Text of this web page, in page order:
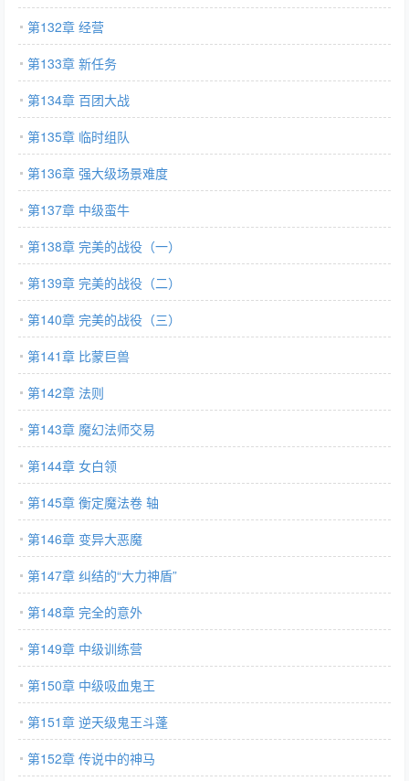
第132章 经营
第133章 新任务
第134章 百团大战
第135章 临时组队
第136章 强大级场景难度
第137章 中级蛮牛
第138章 完美的战役（一）
第139章 完美的战役（二）
第140章 完美的战役（三）
第141章 比蒙巨兽
第142章 法则
第143章 魔幻法师交易
第144章 女白领
第145章 衡定魔法卷 轴
第146章 变异大恶魔
第147章 纠结的“大力神盾”
第148章 完全的意外
第149章 中级训练营
第150章 中级吸血鬼王
第151章 逆天级鬼王斗蓬
第152章 传说中的神马